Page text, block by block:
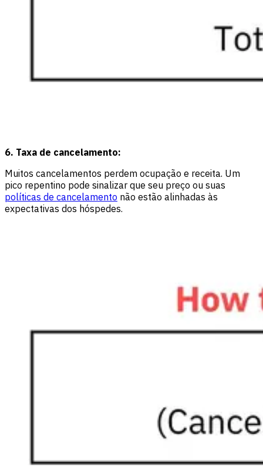
6. Taxa de cancelamento:
Muitos cancelamentos perdem ocupação e receita. Um
pico repentino pode sinalizar que seu preço ou suas
políticas de cancelamento não estão alinhadas às
expectativas dos hóspedes.